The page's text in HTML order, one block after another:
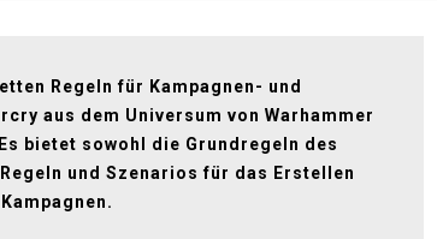
Regeln für Kampagnen- und
aus dem Universum von Warhammer
bietet sowohl die Grundregeln des
und Szenarios für das Erstellen